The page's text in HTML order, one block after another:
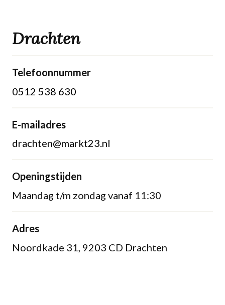
Drachten
Telefoonnummer
0512 538 630
E-mailadres
drachten@markt23.nl
Openingstijden
Maandag t/m zondag vanaf 11:30
Adres
Noordkade 31, 9203 CD Drachten